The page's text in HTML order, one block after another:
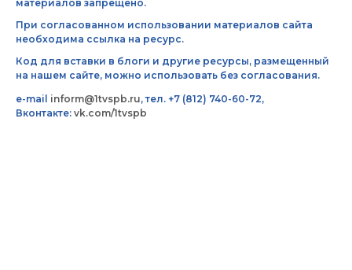
материалов запрещено.
При согласованном использовании материалов сайта
необходима ссылка на ресурс.
Код для вставки в блоги и другие ресурсы, размещенный
на нашем сайте, можно использовать без согласования.
e-mail inform@1tvspb.ru, тел. +7 (812) 740-60-72,
Вконтакте: vk.com/1tvspb